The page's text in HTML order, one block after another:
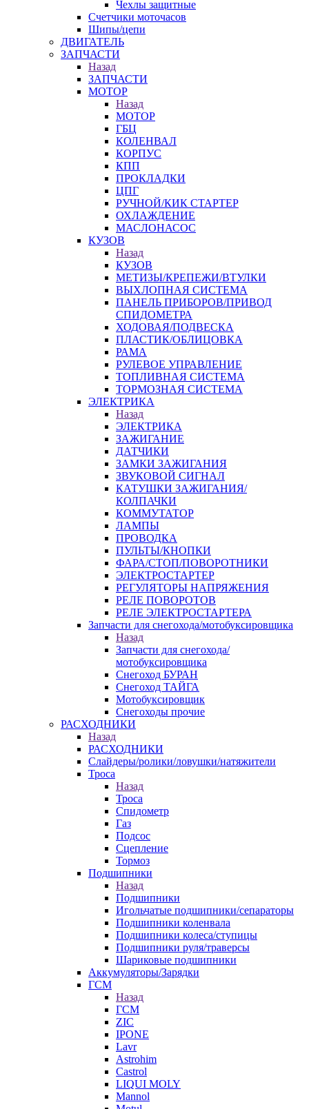
Чехлы защитные
Счетчики моточасов
Шипы/цепи
ДВИГАТЕЛЬ
ЗАПЧАСТИ
Назад
ЗАПЧАСТИ
МОТОР
Назад
МОТОР
ГБЦ
КОЛЕНВАЛ
КОРПУС
КПП
ПРОКЛАДКИ
ЦПГ
РУЧНОЙ/КИК СТАРТЕР
ОХЛАЖДЕНИЕ
МАСЛОНАСОС
КУЗОВ
Назад
КУЗОВ
МЕТИЗЫ/КРЕПЕЖИ/ВТУЛКИ
ВЫХЛОПНАЯ СИСТЕМА
ПАНЕЛЬ ПРИБОРОВ/ПРИВОД
СПИДОМЕТРА
ХОДОВАЯ/ПОДВЕСКА
ПЛАСТИК/ОБЛИЦОВКА
РАМА
РУЛЕВОЕ УПРАВЛЕНИЕ
ТОПЛИВНАЯ СИСТЕМА
ТОРМОЗНАЯ СИСТЕМА
ЭЛЕКТРИКА
Назад
ЭЛЕКТРИКА
ЗАЖИГАНИЕ
ДАТЧИКИ
ЗАМКИ ЗАЖИГАНИЯ
ЗВУКОВОЙ СИГНАЛ
КАТУШКИ ЗАЖИГАНИЯ/
КОЛПАЧКИ
КОММУТАТОР
ЛАМПЫ
ПРОВОДКА
ПУЛЬТЫ/КНОПКИ
ФАРА/СТОП/ПОВОРОТНИКИ
ЭЛЕКТРОСТАРТЕР
РЕГУЛЯТОРЫ НАПРЯЖЕНИЯ
РЕЛЕ ПОВОРОТОВ
РЕЛЕ ЭЛЕКТРОСТАРТЕРА
Запчасти для снегохода/мотобуксировщика
Назад
Запчасти для снегохода/
мотобуксировщика
Снегоход БУРАН
Снегоход ТАЙГА
Мотобуксировщик
Снегоходы прочие
РАСХОДНИКИ
Назад
РАСХОДНИКИ
Слайдеры/ролики/ловушки/натяжители
Троса
Назад
Троса
Спидометр
Газ
Подсос
Сцепление
Тормоз
Подшипники
Назад
Подшипники
Игольчатые подшипники/сепараторы
Подшипники коленвала
Подшипники колеса/ступицы
Подшипники руля/траверсы
Шариковые подшипники
Аккумуляторы/Зарядки
ГСМ
Назад
ГСМ
ZIC
IPONE
Lavr
Astrohim
Castrol
LIQUI MOLY
Mannol